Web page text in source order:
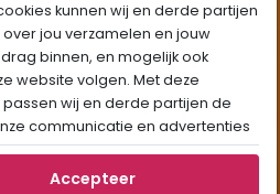
Community:
al eens geprobeerd?: GIF
Recepten in:
Stichting Administratiekantoor
kunnen wij en derde partijen
jou verzamelen en jouw
binnen, en mogelijk ook
website volgen. Met deze
wij en derde partijen de
communicatie en advertenties
interesses en profiel. Daarnaast
deze cookies informatie delen via
Accepteer